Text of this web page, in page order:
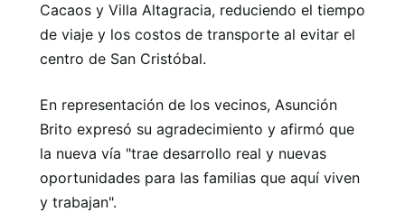
Cacaos y Villa Altagracia, reduciendo el tiempo
de viaje y los costos de transporte al evitar el
centro de San Cristóbal.
En representación de los vecinos, Asunción
Brito expresó su agradecimiento y afirmó que
la nueva vía "trae desarrollo real y nuevas
oportunidades para las familias que aquí viven
y trabajan".